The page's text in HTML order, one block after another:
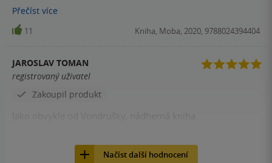
není téměř žádné zapojení děje do historie. Je to spíš
červená knihovna. Je to příjemné oddychové čtení, ale na
rozdíl od Husitů mi to nic nedalo. Také charaktery postav z
Přečíst více
11 Kniha, Moba, 2020, 9788024394404
JAROSLAV TOMAN
registrovaný uživatel
Zakoupil produkt
Načíst další hodnocení